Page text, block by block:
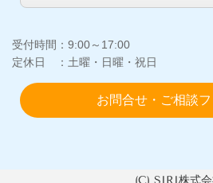
受付時間：9:00～17:00
定休日 ：土曜・日曜・祝日
お問合せ・ご相談
(C) SIRI株式